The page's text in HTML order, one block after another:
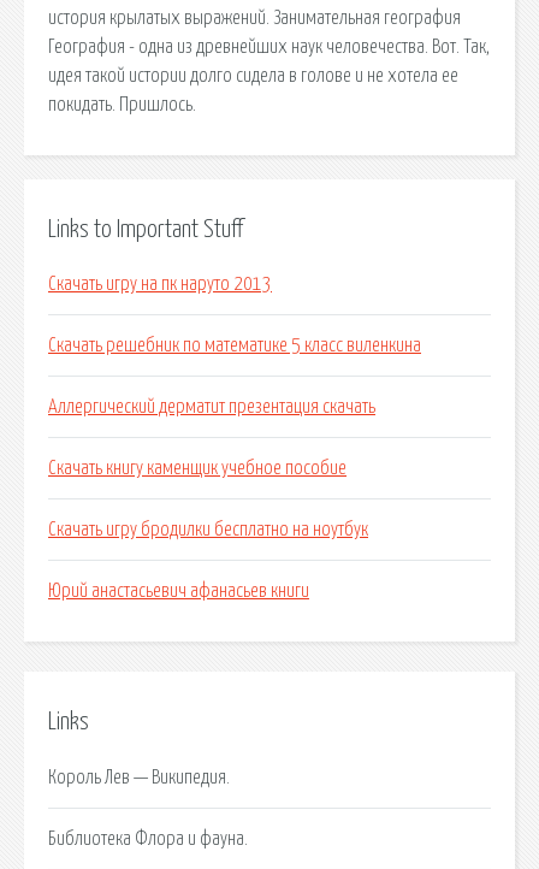
история крылатых выражений. Занимательная география
География - одна из древнейших наук человечества. Вот. Так,
идея такой истории долго сидела в голове и не хотела ее
покидать. Пришлось.
Links to Important Stuff
Скачать игру на пк наруто 2013
Скачать решебник по математике 5 класс виленкина
Аллергический дерматит презентация скачать
Скачать книгу каменщик учебное пособие
Скачать игру бродилки бесплатно на ноутбук
Юрий анастасьевич афанасьев книги
Links
Король Лев — Википедия.
Библиотека Флора и фауна.